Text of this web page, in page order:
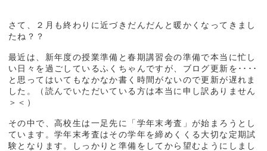
さて、２月も終わりに近づきだんだんと暖かくなってきまし
たね？？
最近は、新年度の授業準備と春期講習会の準備で本当に忙し
い日々を過ごしているふくちゃんですが、ブログ更新を････
と思ってはいてもなかなか書く時間がないので更新が遅れま
した。（読んでいただいている方は本当に申し訳ありません
＞＜）
その中で、高校生は一足先に「学年末考査」が始まろうとし
ています。学年末考査はその学年を締めくくる大切な定期試
験となります。しっかりと準備をしてから望むようにしまし